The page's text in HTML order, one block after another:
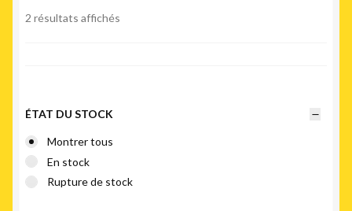
2 résultats affichés
ÉTAT DU STOCK
Montrer tous
En stock
Rupture de stock